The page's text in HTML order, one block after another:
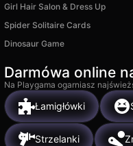
Girl Hair Salon & Dress Up
Spider Solitaire Cards
Dinosaur Game
Darmówa online
Na Playgama ogarniasz
Łamigłówki
Strzelanki